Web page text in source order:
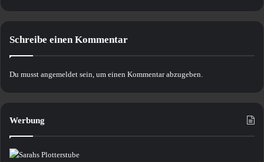
Schreibe einen Kommentar
Du musst angemeldet sein, um einen Kommentar abzugeben.
Werbung